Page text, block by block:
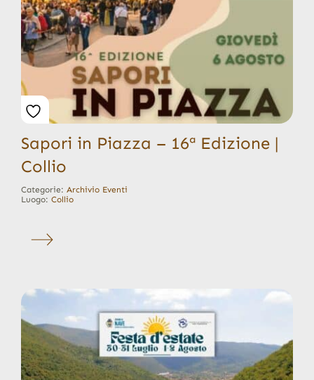
Sapori in Piazza – 16ª Edizione |
Collio
Categorie: Archivio Eventi
Luogo: Collio